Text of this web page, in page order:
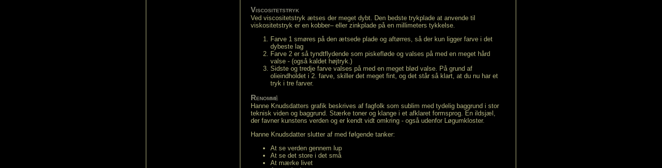
Viscositetstryk
Ved viscositetstryk ætses der meget dybt. Den bedste trykplade at anvende til
viskositetstryk er en kobber– eller zinkplade på en millimeters tykkelse.
Farve 1 smøres på den ætsede plade og aftørres, så der kun ligger farve i det
dybeste lag
Farve 2 er så tyndtflydende som piskefløde og valses på med en meget hård
valse - (også kaldet højtryk.)
Sidste og tredje farve valses på med en meget blød valse. På grund af
olieindholdet i 2. farve, skiller det meget fint, og det står så klart, at du nu har et
tryk i tre farver.
Renommé
Hanne Knudsdatters grafik beskrives af fagfolk som sublim med tydelig baggrund i stor
teknisk viden og baggrund. Stærke toner og klange i et afklaret formsprog. En ildsjæl,
der favner kunstens verden og er kendt vidt omkring - også udenfor Løgumkloster.
Hanne Knudsdatter slutter af med følgende tanker:
At se verden gennem lup
At se det store i det små
At mærke livet